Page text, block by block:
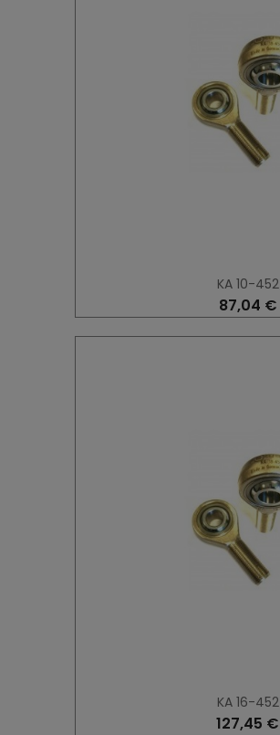
KA 10-452
87,04 €
KA 16-452
127,45 €